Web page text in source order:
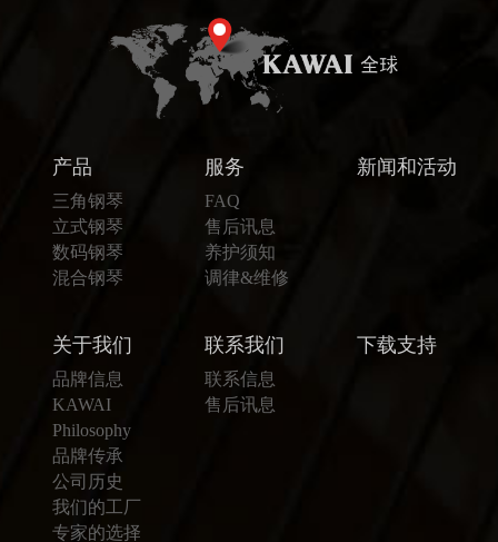
产品
三角钢琴
立式钢琴
数码钢琴
混合钢琴
服务
FAQ
售后讯息
养护须知
调律&维修
新闻和活动
关于我们
品牌信息
KAWAI
Philosophy
品牌传承
公司历史
我们的工厂
专家的选择
联系我们
联系信息
售后讯息
下载支持